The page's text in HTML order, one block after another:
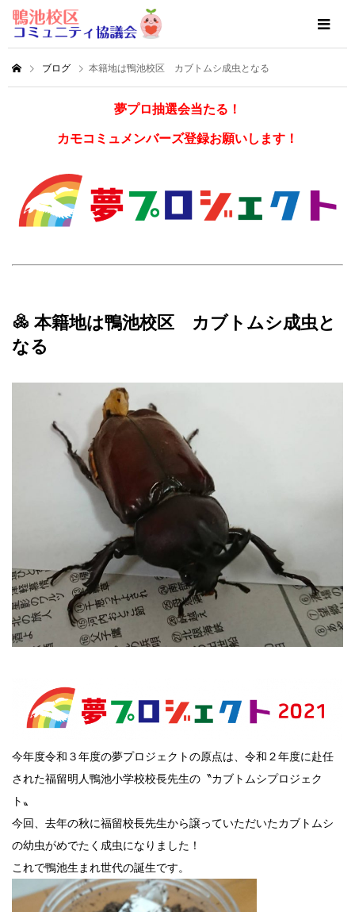
ブログ 本籍地は鴨池校区 カブトムシ成虫となる
夢プロ抽選会当たる！
カモコミュメンバーズ登録お願いします！
本籍地は鴨池校区 カブトムシ成虫と
なる
今年度令和３年度の夢プロジェクトの原点は、令和２年度に赴任
された福留明人鴨池小学校校長先生の〝カブトムシプロジェク
ト〟
今回、去年の秋に福留校長先生から譲っていただいたカブトムシ
の幼虫がめでたく成虫になりました！
これで鴨池生まれ世代の誕生です。